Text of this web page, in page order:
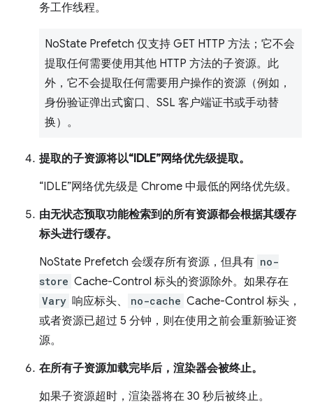
务工作线程。
NoState Prefetch 仅支持 GET HTTP 方法；它不会
提取任何需要使用其他 HTTP 方法的子资源。此
外，它不会提取任何需要用户操作的资源（例如，
身份验证弹出式窗口、SSL 客户端证书或手动替
换）。
提取的子资源将以“IDLE”网络优先级提取。
“IDLE”网络优先级是 Chrome 中最低的网络优先级。
由无状态预取功能检索到的所有资源都会根据其缓存
标头进行缓存。
NoState Prefetch 会缓存所有资源，但具有 no-
store Cache-Control 标头的资源除外。如果存在
Vary 响应标头、 no-cache Cache-Control 标头，
或者资源已超过 5 分钟，则在使用之前会重新验证资
源。
在所有子资源加载完毕后，渲染器会被终止。
如果子资源超时，渲染器将在 30 秒后被终止。